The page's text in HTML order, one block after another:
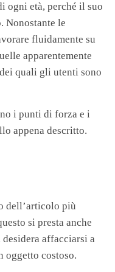
ogni età, perché il suo
Nonostante le
fluidamente su
apparentemente
quali gli utenti sono
i punti di forza e i
appena descritto.
dell’articolo più
si presta anche
affacciarsi a
oggetto costoso.